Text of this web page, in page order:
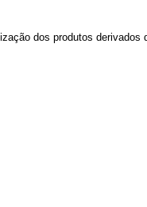
dos produtos derivados